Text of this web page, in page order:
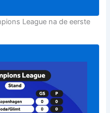
League na de eerste